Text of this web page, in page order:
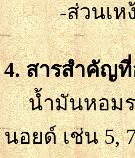
-ส่วนเหง้
4. สารสำคัญ
น้ำมันหอม
นอยด์ เช่น5,